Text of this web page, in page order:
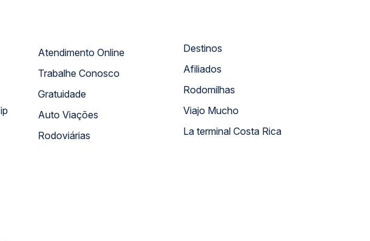
Atendimento Online
Trabalhe Conosco
Gratuidade
Auto Viações
Rodoviárias
Destinos
Afiliados
Rodomilhas
Viajo Mucho
La terminal Costa Rica